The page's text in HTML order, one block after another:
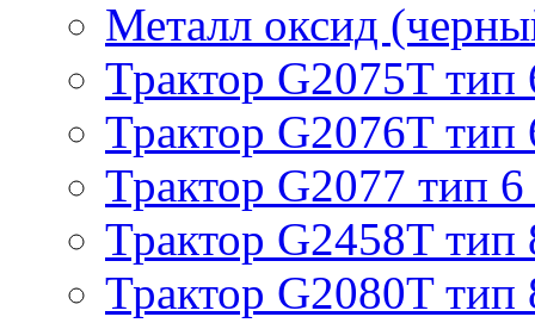
Металл оксид
Трактор G2075T тип
Трактор G2076T тип
Трактор G2077 тип 6
Трактор G2458T тип
Трактор G2080T тип